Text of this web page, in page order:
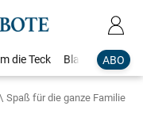
ABO
die Teck Blaulicht
Spaß für die ganze Familie